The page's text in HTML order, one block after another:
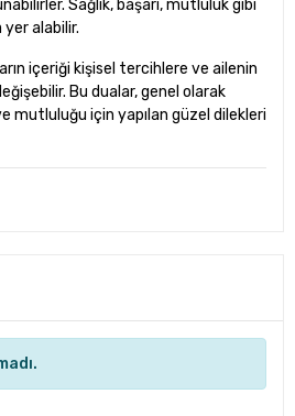
Sağlık, başarı, mutluluk gibi
yer alabilir.
içeriği kişisel tercihlere ve ailenin
Bu dualar, genel olarak
mutluluğu için yapılan güzel dilekleri